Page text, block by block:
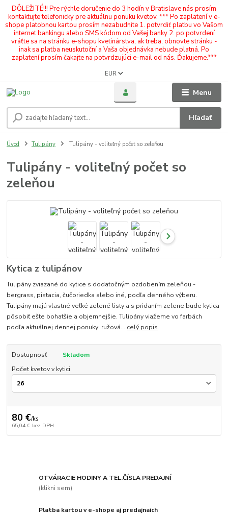
DÔLEŽITÉ!!! Pre rýchle doručenie do 3 hodín v Bratislave nás prosím
kontaktujte telefonicky pre aktuálnu ponuku kvetov. *** Po zaplatení v e-
shope platobnou kartou prosím nezabudnite 1. potvrdiť platbu vo Vašom
internet bankingu alebo SMS kódom od Vašej banky 2. po potvrdení
vráťte sa na stránku e-shopu kvetinárstva, ak treba, obnovte stránku -
inak sa platba neuskutoční a Vaša objednávka nebude platná. Po
zaplatení prosím čakajte na potvrdzujúci e-mail od nás. Ďakujeme.***
Menu
EUR
Hľadať
Úvod Tulipány Tulipány - voliteľný počet so zeleňou
Tulipány - voliteľný počet so
zeleňou
Kytica z tulipánov
Tulipány zviazané do kytice s dodatočným ozdobením zeleňou -
bergrass, pistacia, čučoriedka alebo iné, podľa denného výberu.
Tulipány majú vlastné veľké zelené listy a s pridaním zelene bude kytica
pôsobiť ešte bohatšie a objemnejšie. Tulipány viažeme vo farbách
podľa aktuálnej dennej ponuky: ružová... celý popis
Dostupnosť
Skladom
Počet kvetov v kytici
80 €/ks
65,04 € bez DPH
OTVÁRACIE HODINY A TEL.ČÍSLA PREDAJNÍ
(klikni sem)
Platba kartou v e-shope aj predajnaich